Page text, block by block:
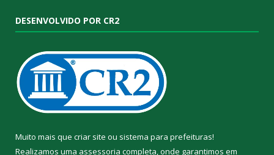
DESENVOLVIDO POR CR2
Muito mais que criar site ou sistema para prefeituras!
Realizamos uma assessoria completa, onde garantimos em